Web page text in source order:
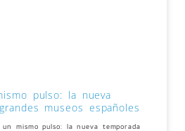
pulso: la nueva
museos españoles
mismo pulso: la nueva temporada